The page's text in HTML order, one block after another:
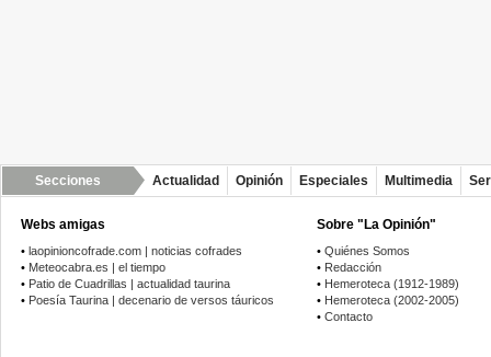
Secciones Actualidad Opinión Especiales Multimedia
Webs amigas
• laopinioncofrade.com | noticias cofrades
• Meteocabra.es | el tiempo
• Patio de Cuadrillas | actualidad taurina
• Poesía Taurina | decenario de versos táuricos
Sobre "La Opinión"
• Quiénes Somos
• Redacción
• Hemeroteca (1912-1989)
• Hemeroteca (2002-2005)
• Contacto